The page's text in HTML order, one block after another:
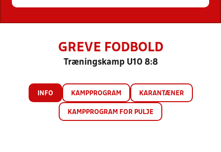
GREVE FODBOLD
Træningskamp U10 8:8
INFO KAMPPROGRAM KARANTÆNER
KAMPPROGRAM FOR PULJE